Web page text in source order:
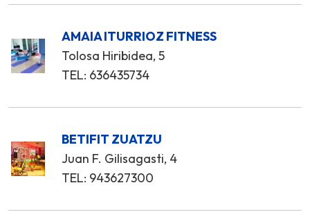
AMAIA ITURRIOZ FITNESS
Tolosa Hiribidea, 5
TEL: 636435734
BETIFIT ZUATZU
Juan F. Gilisagasti, 4
TEL: 943627300